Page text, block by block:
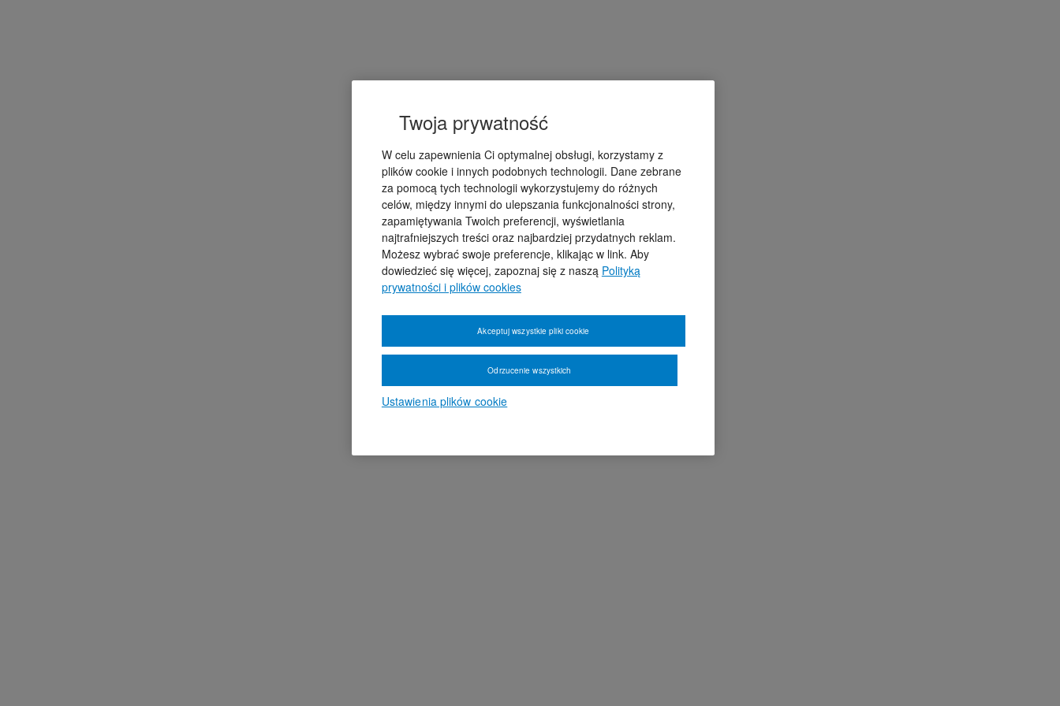
Twoja prywatność
W celu zapewnienia Ci optymalnej obsługi, korzystamy z
plików cookie i innych podobnych technologii. Dane zebrane
za pomocą tych technologii wykorzystujemy do różnych
celów, między innymi do ulepszania funkcjonalności strony,
zapamiętywania Twoich preferencji, wyświetlania
najtrafniejszych treści oraz najbardziej przydatnych reklam.
Możesz wybrać swoje preferencje, klikając w link. Aby
dowiedzieć się więcej, zapoznaj się z naszą Polityką
prywatności i plików cookies
Ustawienia plików cookie
Odrzucenie wszystkich
Akceptuj wszystkie pliki cookie